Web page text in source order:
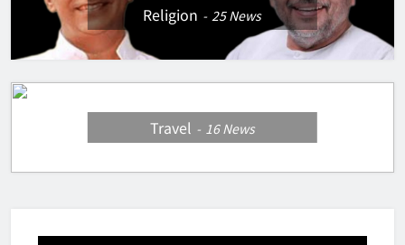
Religion 25News
Travel 16News